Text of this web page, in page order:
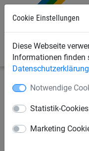
Cookie Einstellungen
Diese Webseite
Informationen finden
Datenschutzerklärung
Notwendige
Statistik-Cookies
Marketing
Sportnetze
Ball-